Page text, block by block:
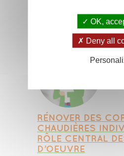
>>> lire la suite
RÉNOVER DES
CHAUDIÈRES
RÔLE CENTRAL
D’OEUVRE
OK,
Deny all